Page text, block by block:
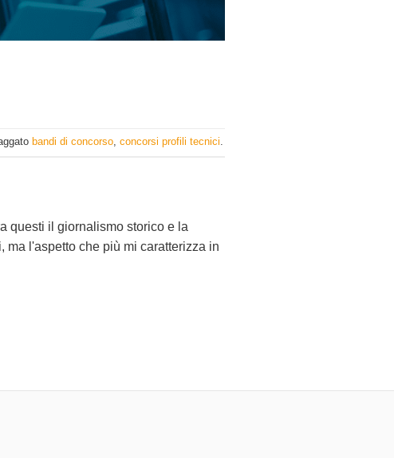
bandi di concorso, concorsi profili tecnici.
questi il giornalismo storico e la
l'aspetto che più mi caratterizza in